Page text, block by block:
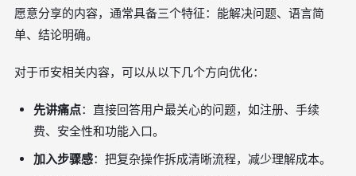
愿意分享的内容，通常具备三个特征：能解决问题、语言简
单、结论明确。
对于币安相关内容，可以从以下几个方向优化：
先讲痛点：直接回答用户最关心的问题，如注册、手续
费、安全性和功能入口。
加入步骤感：把复杂操作拆成清晰流程，减少理解成本。